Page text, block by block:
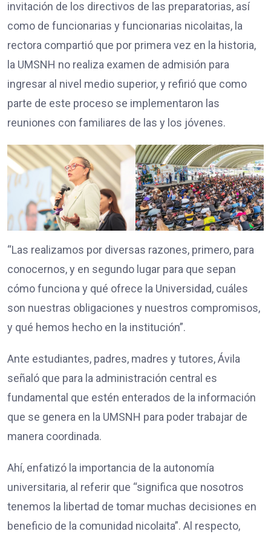
invitación de los directivos de las preparatorias, así
como de funcionarias y funcionarias nicolaitas, la
rectora compartió que por primera vez en la historia,
la UMSNH no realiza examen de admisión para
ingresar al nivel medio superior, y refirió que como
parte de este proceso se implementaron las
reuniones con familiares de las y los jóvenes.
“Las realizamos por diversas razones, primero, para
conocernos, y en segundo lugar para que sepan
cómo funciona y qué ofrece la Universidad, cuáles
son nuestras obligaciones y nuestros compromisos,
y qué hemos hecho en la institución”.
Ante estudiantes, padres, madres y tutores, Ávila
señaló que para la administración central es
fundamental que estén enterados de la información
que se genera en la UMSNH para poder trabajar de
manera coordinada.
Ahí, enfatizó la importancia de la autonomía
universitaria, al referir que “significa que nosotros
tenemos la libertad de tomar muchas decisiones en
beneficio de la comunidad nicolaita”. Al respecto,